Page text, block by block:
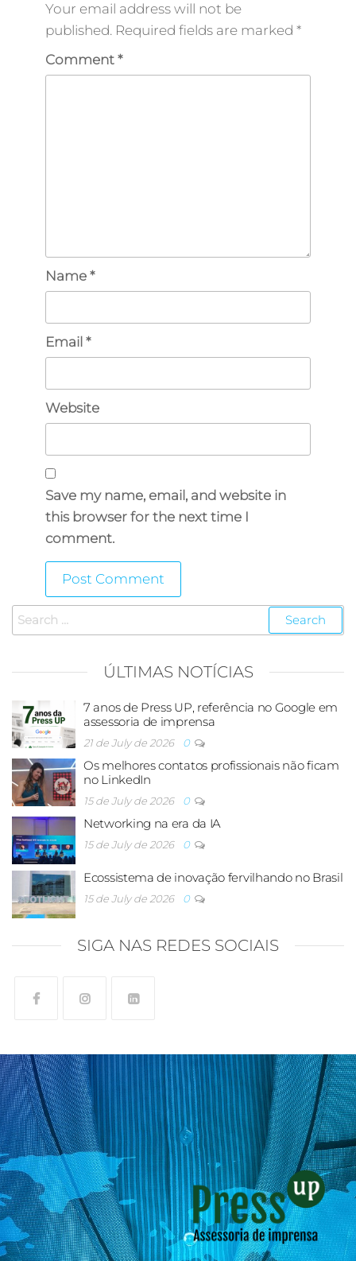
Your email address will not be
published. Required fields are marked *
Comment *
Name *
Email *
Website
Save my name, email, and website in
this browser for the next time I
comment.
ÚLTIMAS NOTÍCIAS
7 anos de Press UP, referência no Google em
assessoria de imprensa
21 de July de 2026 0
Os melhores contatos profissionais não ficam
no LinkedIn
15 de July de 2026 0
Networking na era da IA
15 de July de 2026 0
Ecossistema de inovação fervilhando no Brasil
15 de July de 2026 0
SIGA NAS REDES SOCIAIS